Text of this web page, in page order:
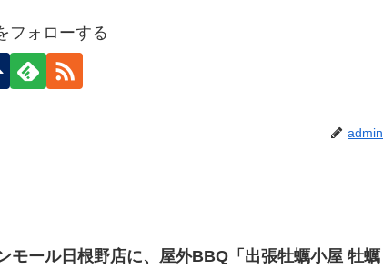
フォローする
admin
モール日根野店に、屋外BBQ「出張牡蠣小屋 牡蠣